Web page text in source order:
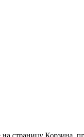
страницу Корзина,